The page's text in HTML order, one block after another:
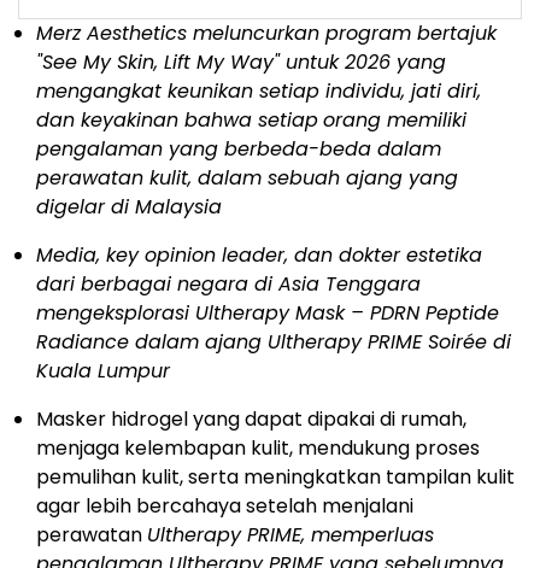
Merz Aesthetics meluncurkan program bertajuk
"See My Skin, Lift My Way" untuk 2026 yang
mengangkat keunikan setiap individu, jati diri,
dan keyakinan bahwa setiaporang memiliki
pengalaman yang berbeda-beda dalam
perawatan kulit, dalam sebuah ajang yang
digelar di Malaysia
Media, key opinion leader, dan dokter estetika
dari berbagai negara di Asia Tenggara
mengeksplorasi Ultherapy Mask – PDRN Peptide
Radiance dalam ajang Ultherapy PRIME Soirée di
Kuala Lumpur
Masker hidrogel yang dapat dipakai di rumah,
menjaga kelembapan kulit, mendukung proses
pemulihan kulit, serta meningkatkan tampilan kulit
agar lebih bercahaya setelah menjalani
perawatan Ultherapy PRIME, memperluas